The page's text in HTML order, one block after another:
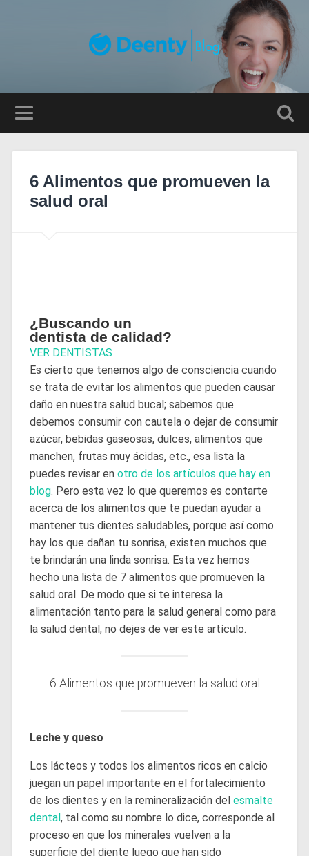
6 Alimentos que promueven la
salud oral
¿Buscando un
dentista de calidad?
VER DENTISTAS
Es cierto que tenemos algo de consciencia cuando
se trata de evitar los alimentos que pueden causar
daño en nuestra salud bucal; sabemos que
debemos consumir con cautela o dejar de consumir
azúcar, bebidas gaseosas, dulces, alimentos que
manchen, frutas muy ácidas, etc., esa lista la
puedes revisar en otro de los artículos que hay en
blog. Pero esta vez lo que queremos es contarte
acerca de los alimentos que te puedan ayudar a
mantener tus dientes saludables, porque así como
hay los que dañan tu sonrisa, existen muchos que
te brindarán una linda sonrisa. Esta vez hemos
hecho una lista de 7 alimentos que promueven la
salud oral. De modo que si te interesa la
alimentación tanto para la salud general como para
la salud dental, no dejes de ver este artículo.
6 Alimentos que promueven la salud oral
Leche y queso
Los lácteos y todos los alimentos ricos en calcio
juegan un papel importante en el fortalecimiento
de los dientes y en la remineralización del esmalte
dental, tal como su nombre lo dice, corresponde al
proceso en que los minerales vuelven a la
superficie del diente luego que han sido